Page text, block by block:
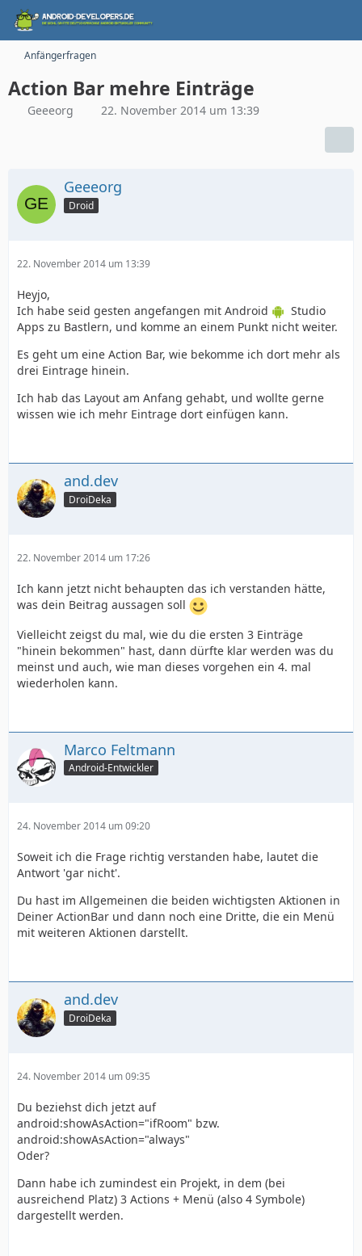
Anfängerfragen
Action Bar mehre Einträge
Geeeorg 22. November 2014 um 13:39
Geeeorg
Droid
22. November 2014 um 13:39
Heyjo,
Ich habe seid gesten angefangen mit Android
Studio
Apps zu Bastlern, und komme an einem Punkt nicht weiter.
Es geht um eine Action Bar, wie bekomme ich dort mehr als
drei Eintrage hinein.
Ich hab das Layout am Anfang gehabt, und wollte gerne
wissen wie ich mehr Eintrage dort einfügen kann.
and.dev
DroiDeka
22. November 2014 um 17:26
Ich kann jetzt nicht behaupten das ich verstanden hätte,
was dein Beitrag aussagen soll
Vielleicht zeigst du mal, wie du die ersten 3 Einträge
"hinein bekommen" hast, dann dürfte klar werden was du
meinst und auch, wie man dieses vorgehen ein 4. mal
wiederholen kann.
Marco Feltmann
Android-Entwickler
24. November 2014 um 09:20
Soweit ich die Frage richtig verstanden habe, lautet die
Antwort 'gar nicht'.
Du hast im Allgemeinen die beiden wichtigsten Aktionen in
Deiner ActionBar und dann noch eine Dritte, die ein Menü
mit weiteren Aktionen darstellt.
and.dev
DroiDeka
24. November 2014 um 09:35
Du beziehst dich jetzt auf
android:showAsAction="ifRoom" bzw.
android:showAsAction="always"
Oder?
Dann habe ich zumindest ein Projekt, in dem (bei
ausreichend Platz) 3 Actions + Menü (also 4 Symbole)
dargestellt werden.